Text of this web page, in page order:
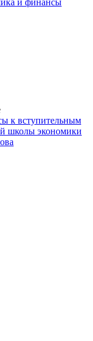
и финансы
к вступительным
школы экономики